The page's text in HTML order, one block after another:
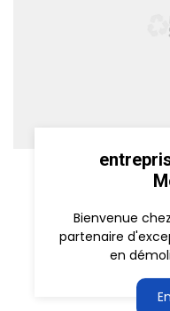
Bienvenue
partenaire
en